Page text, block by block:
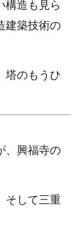
構造も見ら
建築技術の
塔のもうひ
、興福寺の
そして三重